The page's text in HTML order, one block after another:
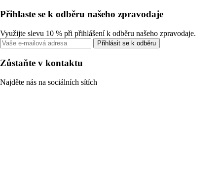
Přihlaste se k odběru našeho zpravodaje
Využijte slevu 10 % při přihlášení k odběru našeho zpravodaje.
Přihlásit se k odběru
Zůstaňte v kontaktu
Najděte nás na sociálních sítích